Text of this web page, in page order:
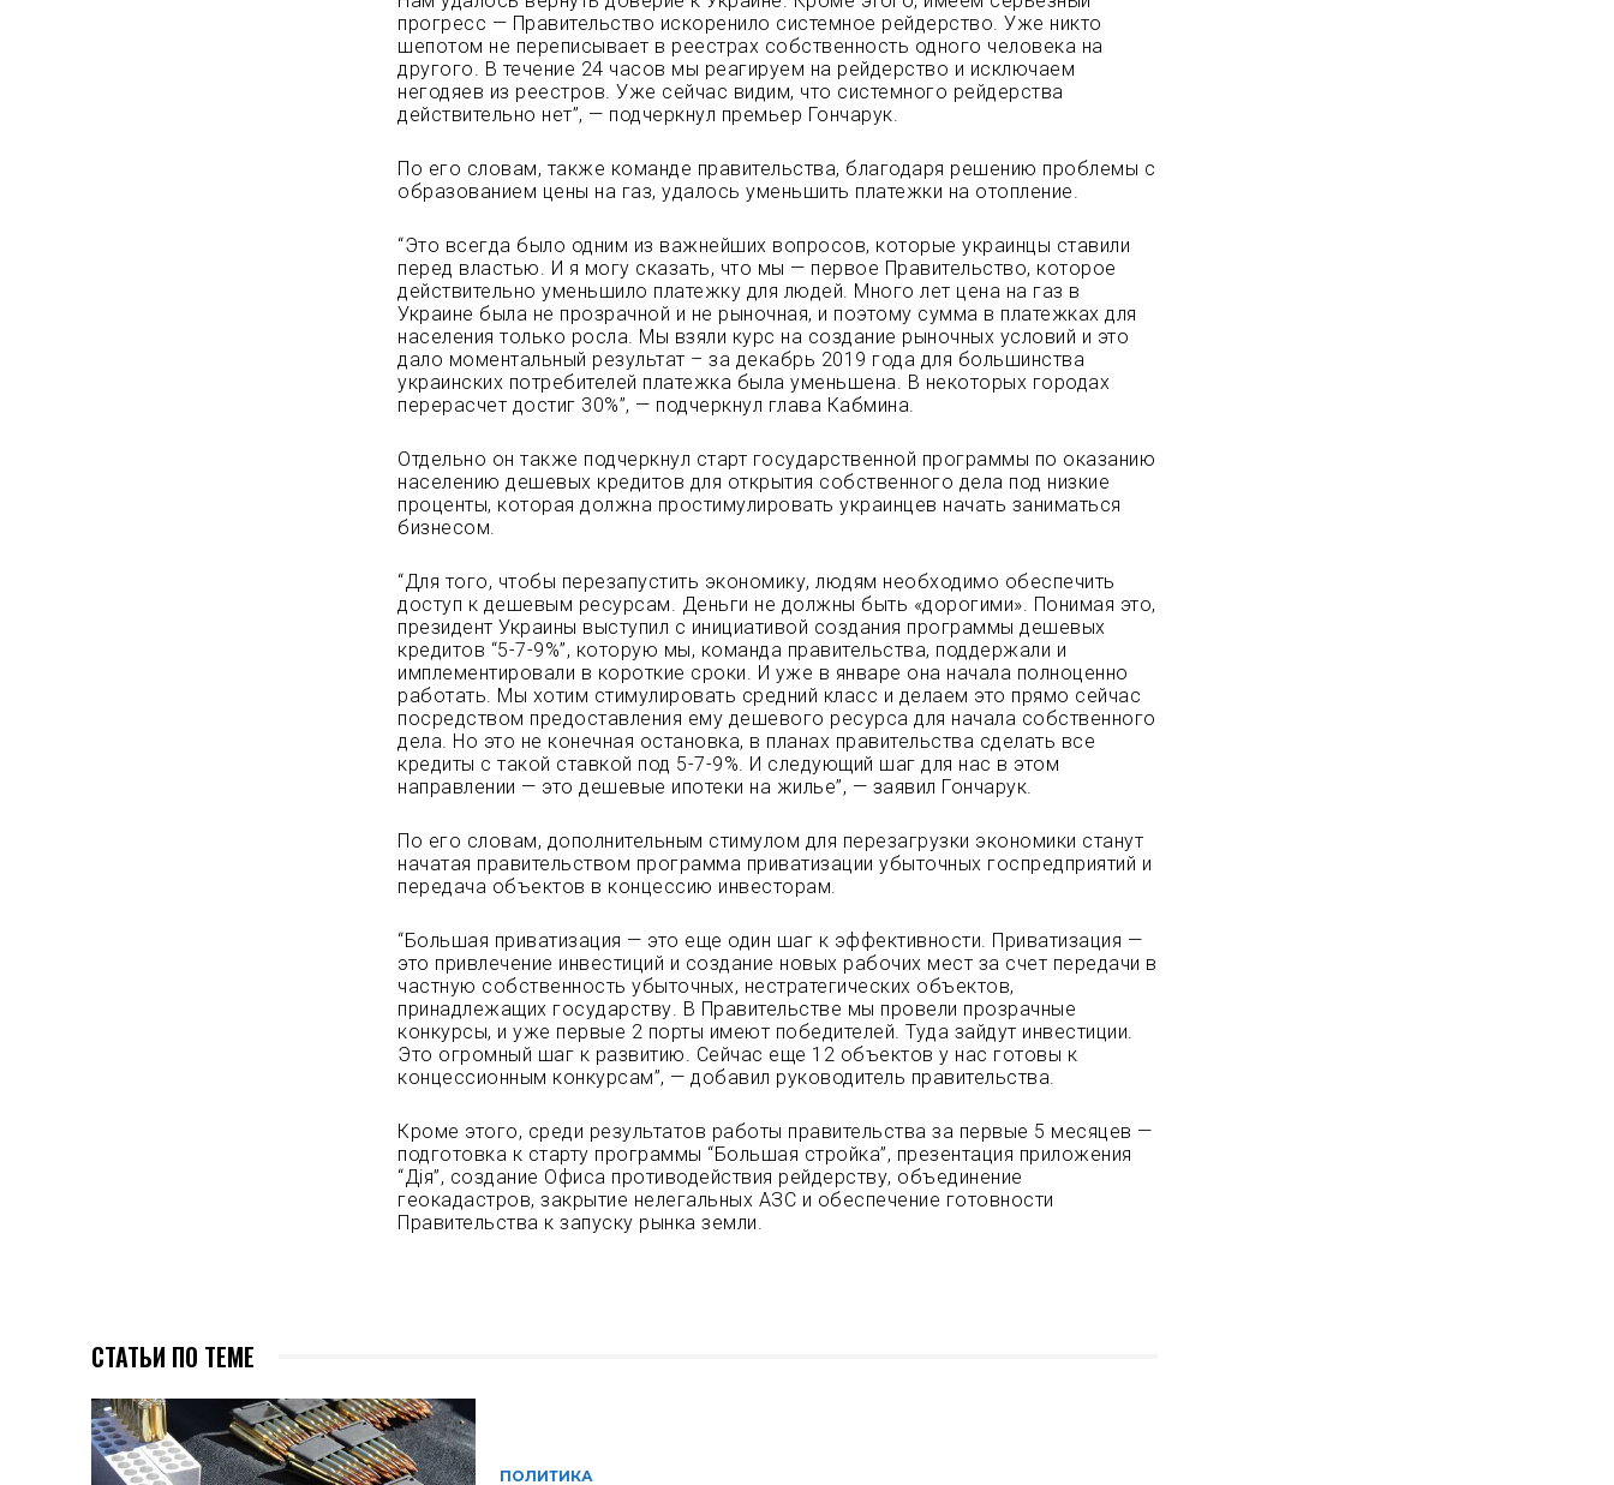
прогресс — Правительство искоренило системное рейдерство. Уже никто
шепотом не переписывает в реестрах собственность одного человека на
другого. В течение 24 часов мы реагируем на рейдерство и исключаем
негодяев из реестров. Уже сейчас видим, что системного рейдерства
действительно нет”, — подчеркнул премьер Гончарук.
По его словам, также команде правительства, благодаря решению проблемы с
образованием цены на газ, удалось уменьшить платежки на отопление.
“Это всегда было одним из важнейших вопросов, которые украинцы ставили
перед властью. И я могу сказать, что мы — первое Правительство, которое
действительно уменьшило платежку для людей. Много лет цена на газ в
Украине была не прозрачной и не рыночная, и поэтому сумма в платежках для
населения только росла. Мы взяли курс на создание рыночных условий и это
дало моментальный результат – за декабрь 2019 года для большинства
украинских потребителей платежка была уменьшена. В некоторых городах
перерасчет достиг 30%”, — подчеркнул глава Кабмина.
Отдельно он также подчеркнул старт государственной программы по оказанию
населению дешевых кредитов для открытия собственного дела под низкие
проценты, которая должна простимулировать украинцев начать заниматься
бизнесом.
“Для того, чтобы перезапустить экономику, людям необходимо обеспечить
доступ к дешевым ресурсам. Деньги не должны быть «дорогими». Понимая это,
президент Украины выступил с инициативой создания программы дешевых
кредитов “5-7-9%”, которую мы, команда правительства, поддержали и
имплементировали в короткие сроки. И уже в январе она начала полноценно
работать. Мы хотим стимулировать средний класс и делаем это прямо сейчас
посредством предоставления ему дешевого ресурса для начала собственного
дела. Но это не конечная остановка, в планах правительства сделать все
кредиты с такой ставкой под 5-7-9%. И следующий шаг для нас в этом
направлении — это дешевые ипотеки на жилье”, — заявил Гончарук.
По его словам, дополнительным стимулом для перезагрузки экономики станут
начатая правительством программа приватизации убыточных госпредприятий и
передача объектов в концессию инвесторам.
“Большая приватизация — это еще один шаг к эффективности. Приватизация —
это привлечение инвестиций и создание новых рабочих мест за счет передачи в
частную собственность убыточных, нестратегических объектов,
принадлежащих государству. В Правительстве мы провели прозрачные
конкурсы, и уже первые 2 порты имеют победителей. Туда зайдут инвестиции.
Это огромный шаг к развитию. Сейчас еще 12 объектов у нас готовы к
концессионным конкурсам”, — добавил руководитель правительства.
Кроме этого, среди результатов работы правительства за первые 5 месяцев —
подготовка к старту программы “Большая стройка”, презентация приложения
“Дія”, создание Офиса противодействия рейдерству, объединение
геокадастров, закрытие нелегальных АЗС и обеспечение готовности
Правительства к запуску рынка земли.
СТАТЬИ ПО ТЕМЕ
ПОЛИТИКА